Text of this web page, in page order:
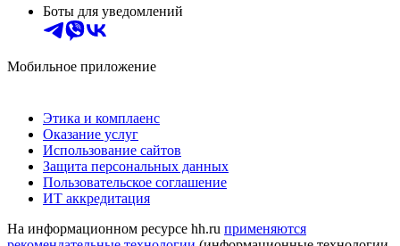
Боты для уведомлений
Мобильное приложение
Этика и комплаенс
Оказание услуг
Использование сайтов
Защита персональных данных
Пользовательское соглашение
ИТ аккредитация
На информационном ресурсе hh.ru применяются